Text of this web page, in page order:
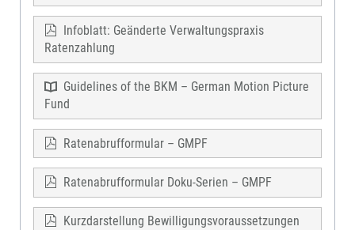
Infoblatt: Geänderte Verwaltungspraxis
Ratenzahlung
Guidelines of the BKM – German Motion Picture
Fund
Ratenabrufformular – GMPF
Ratenabrufformular Doku-Serien – GMPF
Kurzdarstellung Bewilligungsvoraussetzungen